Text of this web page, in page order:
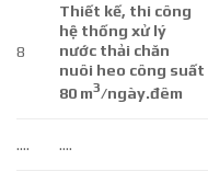
8
Thiết kế, thi công
hệ thống xử lý
nước thải chăn
nuôi heo công suất
80 m3/ngày.đêm
…. ….